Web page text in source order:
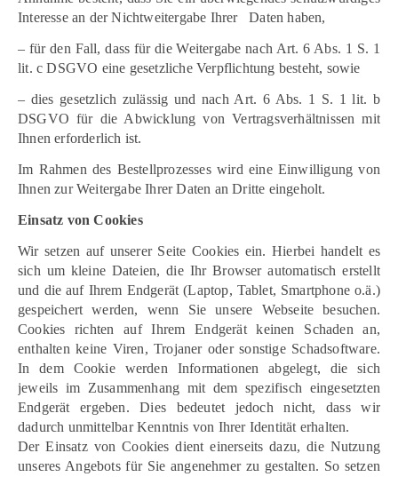
Interesse an der Nichtweitergabe Ihrer Daten haben,
– für den Fall, dass für die Weitergabe nach Art. 6 Abs. 1 S. 1
lit. c DSGVO eine gesetzliche Verpflichtung besteht, sowie
– dies gesetzlich zulässig und nach Art. 6 Abs. 1 S. 1 lit. b
DSGVO für die Abwicklung von Vertragsverhältnissen mit
Ihnen erforderlich ist.
Im Rahmen des Bestellprozesses wird eine Einwilligung von
Ihnen zur Weitergabe Ihrer Daten an Dritte eingeholt.
Einsatz von Cookies
Wir setzen auf unserer Seite Cookies ein. Hierbei handelt es
sich um kleine Dateien, die Ihr Browser automatisch erstellt
und die auf Ihrem Endgerät (Laptop, Tablet, Smartphone o.ä.)
gespeichert werden, wenn Sie unsere Webseite besuchen.
Cookies richten auf Ihrem Endgerät keinen Schaden an,
enthalten keine Viren, Trojaner oder sonstige Schadsoftware.
In dem Cookie werden Informationen abgelegt, die sich
jeweils im Zusammenhang mit dem spezifisch eingesetzten
Endgerät ergeben. Dies bedeutet jedoch nicht, dass wir
dadurch unmittelbar Kenntnis von Ihrer Identität erhalten.
Der Einsatz von Cookies dient einerseits dazu, die Nutzung
unseres Angebots für Sie angenehmer zu gestalten. So setzen